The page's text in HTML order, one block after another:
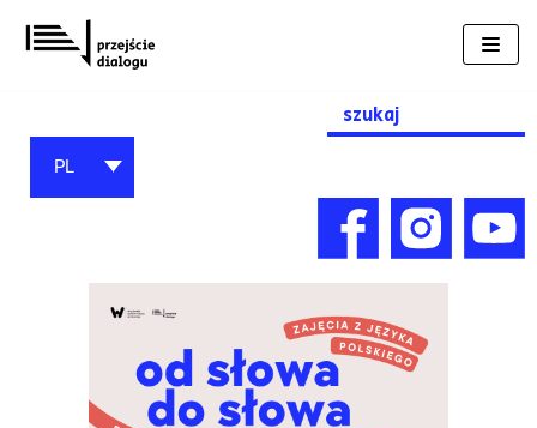
Przejdź
do
Search
for:
PL